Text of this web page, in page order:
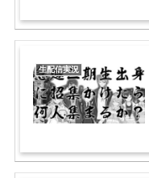
生配信実況